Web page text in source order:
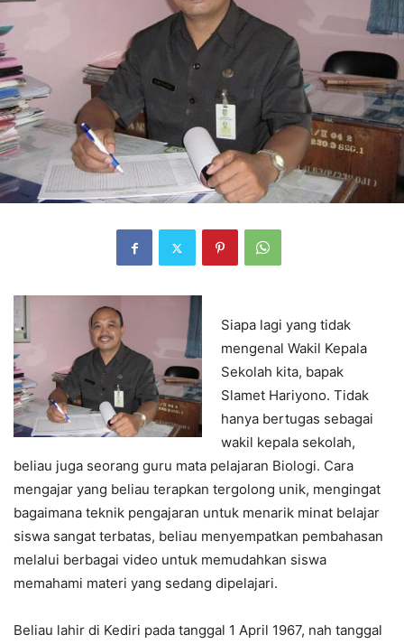
Siapa lagi yang tidak
mengenal Wakil Kepala
Sekolah kita, bapak
Slamet Hariyono. Tidak
hanya bertugas sebagai
wakil kepala sekolah,
beliau juga seorang guru mata pelajaran Biologi. Cara
mengajar yang beliau terapkan tergolong unik, mengingat
bagaimana teknik pengajaran untuk menarik minat belajar
siswa sangat terbatas, beliau menyempatkan pembahasan
melalui berbagai video untuk memudahkan siswa
memahami materi yang sedang dipelajari.
Beliau lahir di Kediri pada tanggal 1 April 1967, nah tanggal